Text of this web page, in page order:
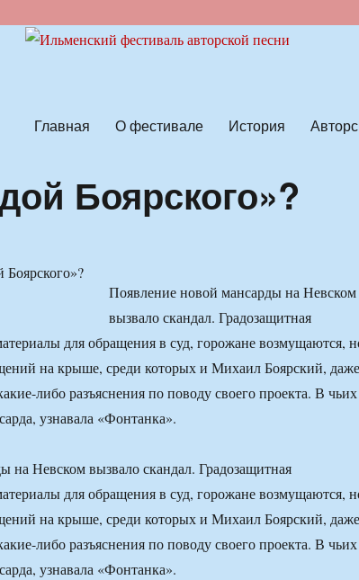
Главная О фестивале История
Боярского»?
Появление новой мансарды на Невском
вызвало скандал. Градозащитная
для обращения в суд, горожане возмущаются,
на крыше, среди которых и Михаил Боярский, даже
либо разъяснения по поводу своего проекта. В чьих
узнавала «Фонтанка».
на Невском вызвало скандал. Градозащитная
для обращения в суд, горожане возмущаются,
на крыше, среди которых и Михаил Боярский, даже
либо разъяснения по поводу своего проекта. В чьих
узнавала «Фонтанка».